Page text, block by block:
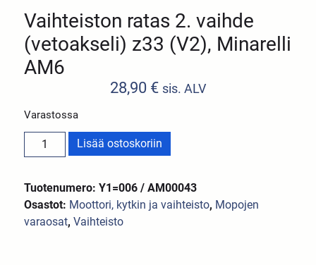
Vaihteiston ratas 2. vaihde
(vetoakseli) z33 (V2), Minarelli
AM6
28,90 € sis. ALV
Varastossa
Lisää ostoskoriin
Tuotenumero: Y1=006 / AM00043
Osastot: Moottori, kytkin ja vaihteisto, Mopojen
varaosat,Vaihteisto